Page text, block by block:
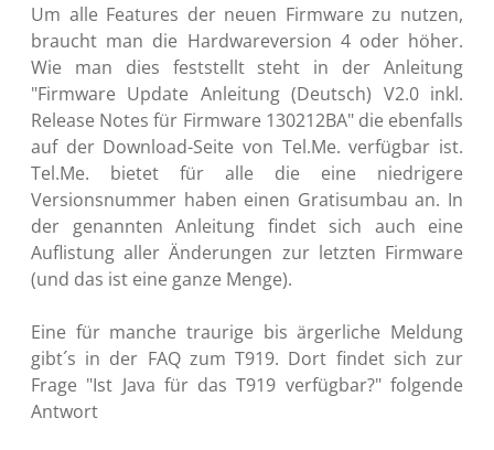
Um alle Features der neuen Firmware zu nutzen,
braucht man die Hardwareversion 4 oder höher.
Wie man dies feststellt steht in der Anleitung
"Firmware Update Anleitung (Deutsch) V2.0 inkl.
Release Notes für Firmware 130212BA" die ebenfalls
auf der Download-Seite von Tel.Me. verfügbar ist.
Tel.Me. bietet für alle die eine niedrigere
Versionsnummer haben einen Gratisumbau an. In
der genannten Anleitung findet sich auch eine
Auflistung aller Änderungen zur letzten Firmware
(und das ist eine ganze Menge).
Eine für manche traurige bis ärgerliche Meldung
gibt´s in der FAQ zum T919. Dort findet sich zur
Frage "Ist Java für das T919 verfügbar?" folgende
Antwort